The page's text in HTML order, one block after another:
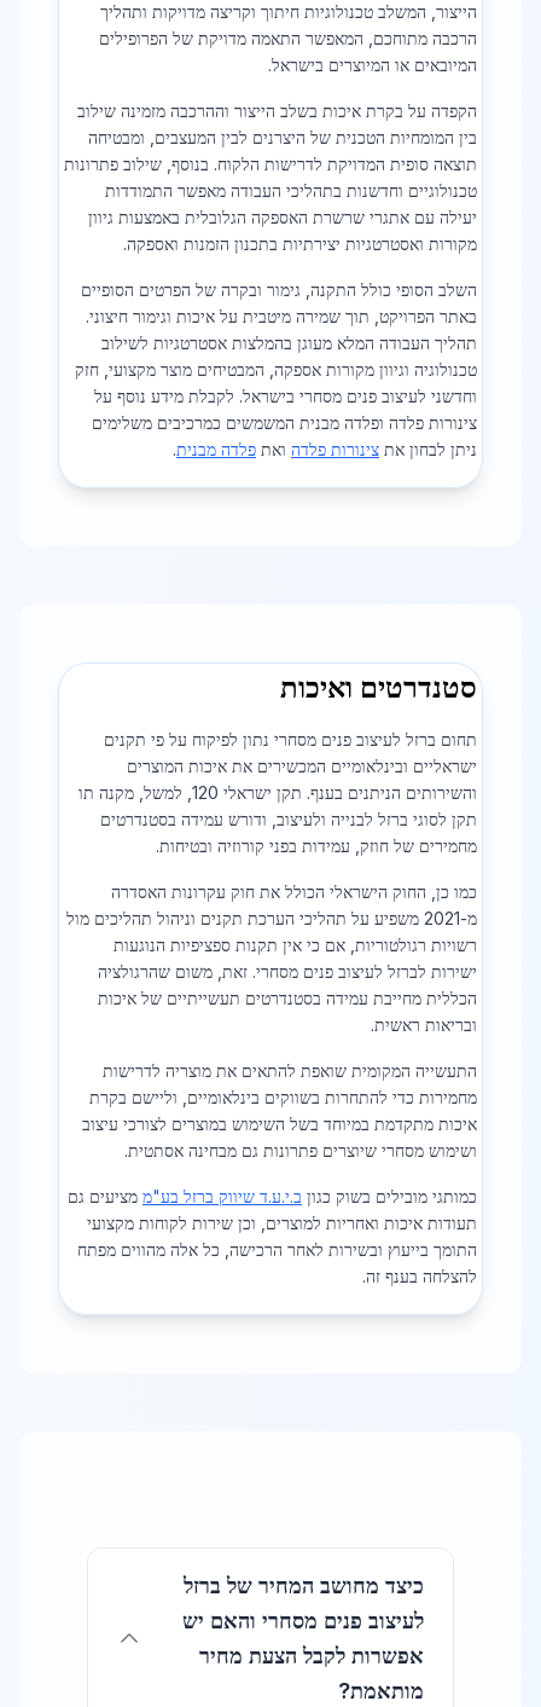
הייצור, המשלב טכנולוגיות חיתוך וקריצה מדויקות ותהליך
הרכבה מתוחכם, המאפשר התאמה מדויקת של הפרופילים
המיובאים או המיוצרים בישראל.
הקפדה על בקרת איכות בשלב הייצור וההרכבה מזמינה שילוב
בין המומחיות הטכנית של היצרנים לבין המעצבים, ומבטיחה
תוצאה סופית המדויקת לדרישות הלקוח. בנוסף, שילוב פתרונות
טכנולוגיים וחדשנות בתהליכי העבודה מאפשר התמודדות
יעילה עם אתגרי שרשרת האספקה הגלובלית באמצעות גיוון
מקורות ואסטרטגיות יצירתיות בתכנון הזמנות ואספקה.
השלב הסופי כולל התקנה, גימור ובקרה של הפרטים הסופיים
באתר הפרויקט, תוך שמירה מיטבית על איכות וגימור חיצוני.
תהליך העבודה המלא מעוגן בהמלצות אסטרטגיות לשילוב
טכנולוגיה וגיוון מקורות אספקה, המבטיחים מוצר מקצועי, חזק
וחדשני לעיצוב פנים מסחרי בישראל. לקבלת מידע נוסף על
צינורות פלדה ופלדה מבנית המשמשים כמרכיבים משלימים
ניתן לבחון את צינורות פלדה ואת פלדה מבנית.
סטנדרטים ואיכות
תחום ברזל לעיצוב פנים מסחרי נתון לפיקוח על פי תקנים
ישראליים ובינלאומיים המכשירים את איכות המוצרים
והשירותים הניתנים בענף. תקן ישראלי 120, למשל, מקנה תו
תקן לסוגי ברזל לבנייה ולעיצוב, ודורש עמידה בסטנדרטים
מחמירים של חוזק, עמידות בפני קורוזיה ובטיחות.
כמו כן, החוק הישראלי הכולל את חוק עקרונות האסדרה
מ-2021 משפיע על תהליכי הערכת תקנים וניהול תהליכים מול
רשויות רגולטוריות, אם כי אין תקנות ספציפיות הנוגעות
ישירות לברזל לעיצוב פנים מסחרי. זאת, משום שהרגולציה
הכללית מחייבת עמידה בסטנדרטים תעשייתיים של איכות
ובריאות ראשית.
התעשייה המקומית שואפת להתאים את מוצריה לדרישות
מחמירות כדי להתחרות בשווקים בינלאומיים, וליישם בקרת
איכות מתקדמת במיוחד בשל השימוש במוצרים לצורכי עיצוב
ושימוש מסחרי שיוצרים פתרונות גם מבחינה אסתטית.
כמותגי מובילים בשוק כגון ב.י.ע.ד שיווק ברזל בע"מ מציעים גם
תעודות איכות ואחריות למוצרים, וכן שירות לקוחות מקצועי
התומך בייעוץ ובשירות לאחר הרכישה, כל אלה מהווים מפתח
להצלחה בענף זה.
כיצד מחושב המחיר של ברזל
לעיצוב פנים מסחרי והאם יש
אפשרות לקבל הצעת מחיר
מותאמת?